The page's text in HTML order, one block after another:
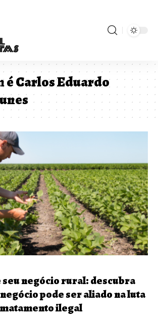
é Carlos Eduardo
negócio rural: descubra
pode ser aliado na luta
ilegal